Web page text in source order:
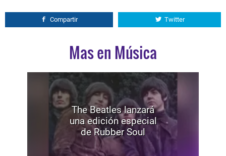
Compartir Twitter
Mas en Música
The Beatles lanzará
una edición especial
de Rubber Soul